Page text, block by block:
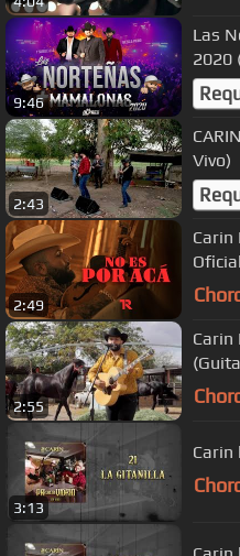
9:46
Las
2020
2:43
Vivo)
2:49
Carin
2:55
Carin
3:13